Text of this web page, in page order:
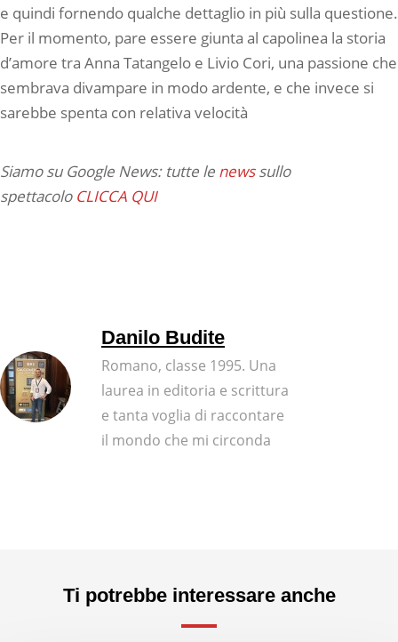
e quindi fornendo qualche dettaglio in più sulla questione.
Per il momento, pare essere giunta al capolinea la storia
d’amore tra Anna Tatangelo e Livio Cori, una passione che
sembrava divampare in modo ardente, e che invece si
sarebbe spenta con relativa velocità
Siamo su Google News: tutte le newssullo
spettacolo CLICCA QUI
Danilo Budite
Romano, classe 1995. Una
laurea in editoria e scrittura
e tanta voglia di raccontare
il mondo che mi circonda
Ti potrebbe interessare anche